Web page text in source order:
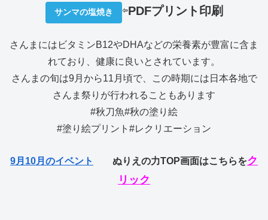
サンマの塩焼き ⇦PDFプリ ント印刷
さんまにはビタミンB12やDHAなどの栄養素が豊富に含ま
れており、健康に良いとされています。
さんまの旬は9月から11月頃で、この時期には日本各地で
さんま祭りが行われることもあります
#秋刀魚#秋の塗り絵
#塗り絵プリント#レクリエーション
9月10月のイベント ぬりえの力TOP画面はこちらをク
リック